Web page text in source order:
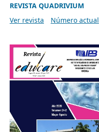
REVISTA QUADRIVIUM
Ver revista
Número actual